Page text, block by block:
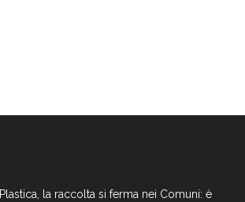
Plastica, la raccolta si ferma nei Comuni: è